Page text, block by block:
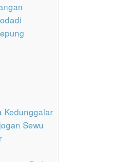
Kedunggalar
Sewu